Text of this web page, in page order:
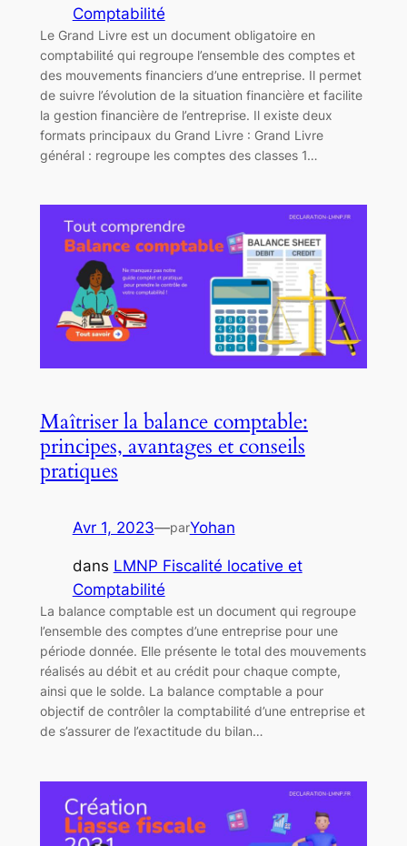
Comptabilité
Le Grand Livre est un document obligatoire en
comptabilité qui regroupe l’ensemble des comptes et
des mouvements financiers d’une entreprise. Il permet
de suivre l’évolution de la situation financière et facilite
la gestion financière de l’entreprise. Il existe deux
formats principaux du Grand Livre : Grand Livre
général : regroupe les comptes des classes 1…
Maîtriser la balance comptable:
principes, avantages et conseils
pratiques
Avr 1, 2023—parYohan
dans LMNP Fiscalité locative et
Comptabilité
La balance comptable est un document qui regroupe
l’ensemble des comptes d’une entreprise pour une
période donnée. Elle présente le total des mouvements
réalisés au débit et au crédit pour chaque compte,
ainsi que le solde. La balance comptable a pour
objectif de contrôler la comptabilité d’une entreprise et
de s’assurer de l’exactitude du bilan…